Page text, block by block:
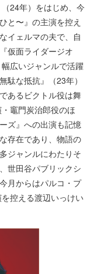
24年）をはじめ、今
と〜』の主演を控え
イェルマの夫で、自
仮面ライダージオ
広いジャンルで活躍
駄な抵抗』（23年）
あるビクトル役は舞
竈門炭治郎役のほ
ズ』への出演も記憶
存在であり、物語の
ジャンルにわたりそ
世田谷パブリックシ
月からはパルコ・プ
控える渡辺いっけい